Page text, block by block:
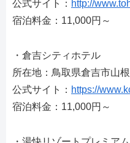
公式サイト： http://
宿泊料金：11,000円～
・倉吉シティホテル
所在地：鳥取県倉吉市山
公式サイト： https://
宿泊料金：11,000円～